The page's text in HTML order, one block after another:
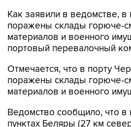
Как заявили в ведомстве, в
поражены склады горюче-
материалов и военного
портовый перевалочный
Отмечается, что в порту
поражены склады горюче-
материалов и военного
Ведомство сообщило, что в
пунктах Беляры (27 км